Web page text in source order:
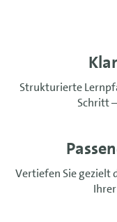
Strukturierte
Schritt
Vertiefen Sie gezielt